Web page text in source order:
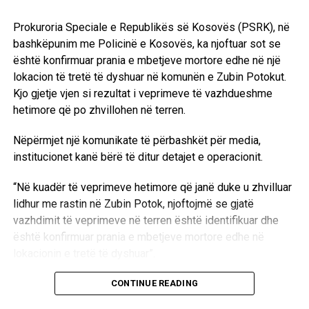
Fejzullahu tha se integrimi i tregjeve në mes dy vendeve
mundëson shfrytëzimin më të mirë të kapaciteteve
gjeneruese në Kosovë dhe në Shqipëri, derisa tha se një
integrim i tillë garanton një siguri në furnizim me energji
elektrike.
në Tiranë ne kemi nënshkruar marrëveshjen kornizë për
bashkimin e tregjeve, ndërsa sot ne nënshkruajmë
dhe Shqipëria me zbatimin e këtij procesi konfirmojnë
gatishmërinë e tyre për integrimin e tregjeve si një nga
obligimet themelore të Komunitetit të Energjisë. Përtej
përmbushjes së këtij obligimi në raport me Komitetin e
Shqipërisë, si dhe rajonit mundësojnë shfrytëzimin më të
mirë të kapaciteteve gjeneruese në Kosovë dhe në
Prokuroria Speciale e Republikës së Kosovës (PSRK), në
bashkëpunim me Policinë e Kosovës, ka njoftuar sot se
është konfirmuar prania e mbetjeve mortore edhe në një
lokacion të tretë të dyshuar në komunën e Zubin Potokut.
Kjo gjetje vjen si rezultat i veprimeve të vazhdueshme
hetimore që po zhvillohen në terren.
Nëpërmjet një komunikate të përbashkët për media,
institucionet kanë bërë të ditur detajet e operacionit.
“Në kuadër të veprimeve hetimore që janë duke u zhvilluar
lidhur me rastin në Zubin Potok, njoftojmë se gjatë
vazhdimit të veprimeve në terren është identifikuar dhe
është konfirmuar prania e mbetjeve mortore edhe në
Aktualisht, autoritetet kompetente janë duke kryer
CONTINUE READING